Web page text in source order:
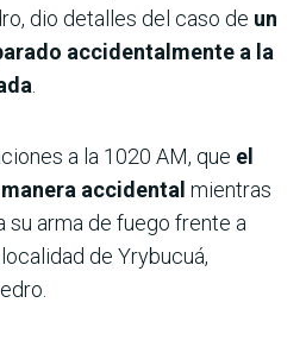
dio detalles del caso de un
accidentalmente a la
a la 1020 AM, que el
accidental mientras
su arma de fuego frente a
de Yrybucuá,